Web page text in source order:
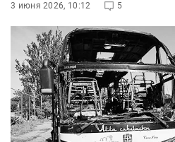
3 июня 2026, 10:12 5